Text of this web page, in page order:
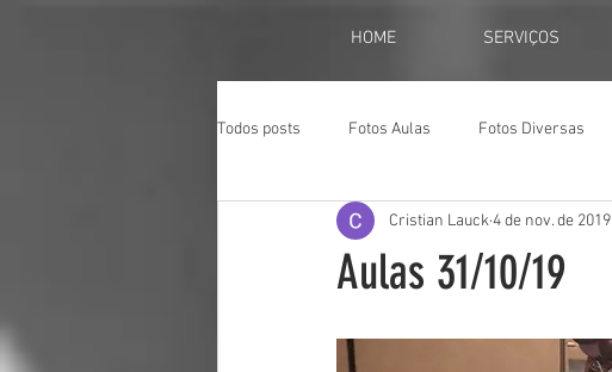
HOME SERVIÇOS
Todos posts Fotos Aulas Fotos Diversas
Aulas 31/10/19
Cristian Lauck4 de nov. de 2019